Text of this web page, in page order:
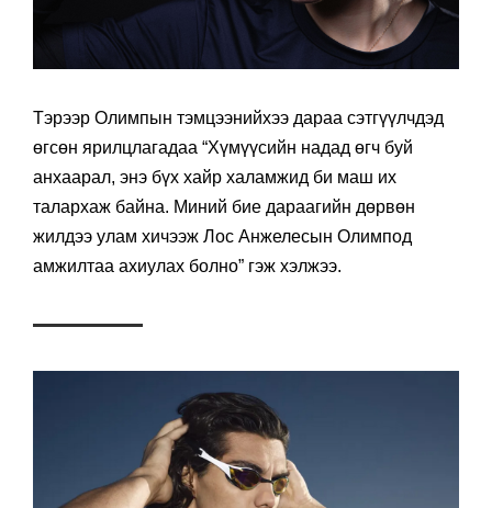
Тэрээр Олимпын тэмцээнийхээ дараа сэтгүүлчдэд
өгсөн ярилцлагадаа “Хүмүүсийн надад өгч буй
анхаарал, энэ бүх хайр халамжид би маш их
талархаж байна. Миний бие дараагийн дөрвөн
жилдээ улам хичээж Лос Анжелесын Олимпод
амжилтаа ахиулах болно” гэж хэлжээ.